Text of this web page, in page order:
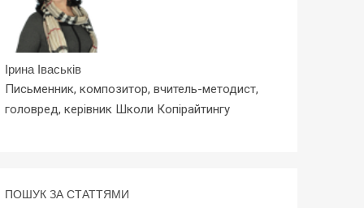
Ірина Іваськів
Письменник, композитор, вчитель-методист,
головред, керівник Школи Копірайтингу
ПОШУК ЗА СТАТТЯМИ